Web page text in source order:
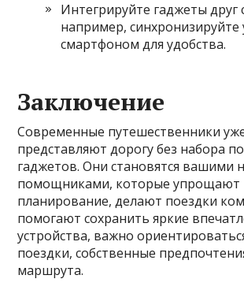
Интегрируйте гаджеты друг
например, синхронизируйте
смартфоном для удобства.
Заключение
Современные путешественники
представляют дорогу без набора
гаджетов. Они становятся вашими
помощниками, которые упрощают
планирование, делают поездки
помогают сохранить яркие
устройства, важно
поездки, собственные
маршрута.